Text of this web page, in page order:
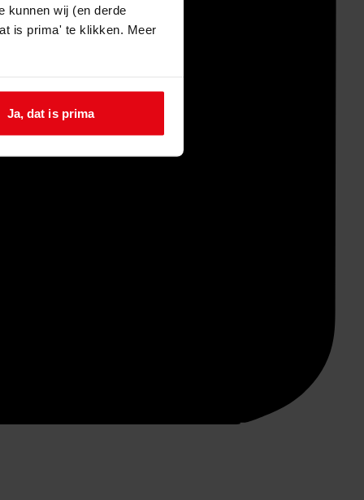
kunnen wij (en derde
is prima' te klikken. Meer
Ja, dat is prima